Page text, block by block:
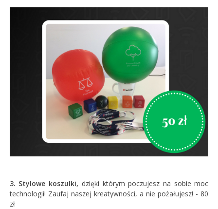
3. Stylowe koszulki, dzięki którym poczujesz na sobie moc
technologii! Zaufaj naszej kreatywności, a nie pożałujesz! - 80
zł